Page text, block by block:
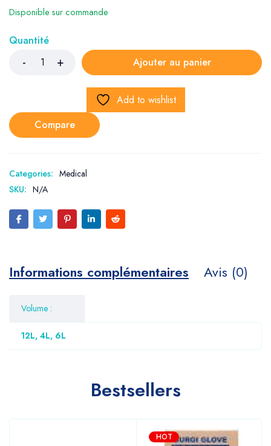
Disponible sur commande
Quantité
Ajouter au panier
Add to wishlist
Compare
Categories: Medical
SKU: N/A
Informations complémentaires Avis (0)
Volume :
12L, 4L, 6L
Bestsellers
HOT